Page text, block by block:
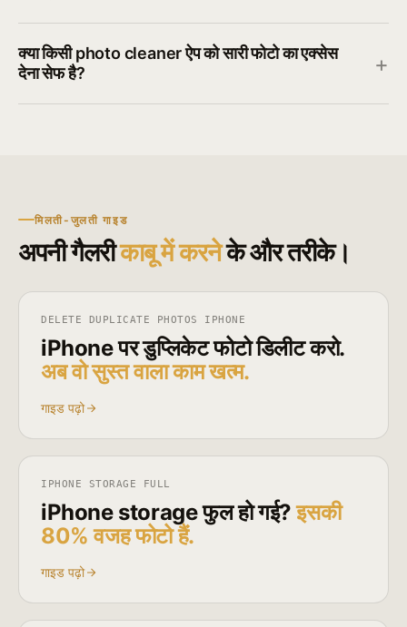
क्या किसी photo cleaner ऐप को सारी फोटो का एक्सेस
देना सेफ है?
मिलती-जुलती गाइड
अपनी गैलरीकाबू में करनेके और तरीके।
DELETE DUPLICATE PHOTOS IPHONE
iPhone पर डुप्लिकेट फोटो डिलीट करो.
अब वो सुस्त वाला काम खत्म.
गाइड पढ़ो
IPHONE STORAGE FULL
iPhone storage फुल हो गई? इसकी
80% वजह फोटो हैं.
गाइड पढ़ो